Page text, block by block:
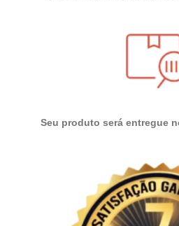
Seu produto será entregue